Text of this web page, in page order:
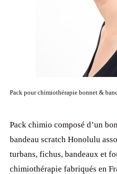
Pack pour chimiothérapie bonnet &
Pack chimio composé d’un
bandeau scratch Honolulu
turbans, fichus, bandeaux et
chimiothérapie fabriqués en